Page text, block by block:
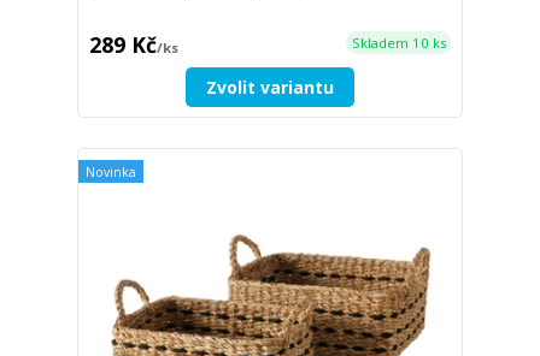
289 Kč/ks Skladem 10 ks
Zvolit variantu
Novinka